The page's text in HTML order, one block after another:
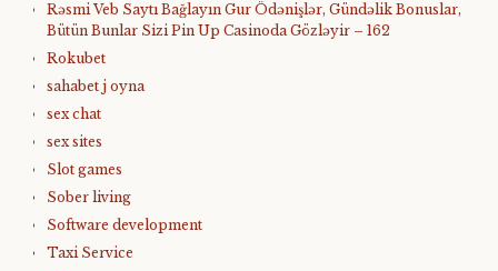
Rəsmi Veb Saytı Bağlayın️ Gur Ödənişlər, Gündəlik Bonuslar,
Bütün Bunlar Sizi Pin Up Casinoda Gözləyir – 162
Rokubet
sahabet j oyna
sex chat
sex sites
Slot games
Sober living
Software development
Taxi Service